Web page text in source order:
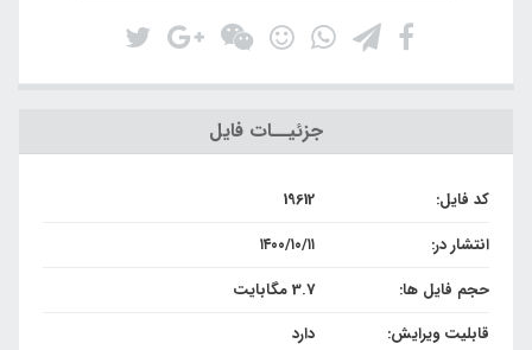
جزئیــات فایل
کد فایل:
19612
انتشار در:
۱۴۰۰/۱۰/۱۱
حجم فایل ها:
3.7 مگابایت
قابلیت ویرایش:
دارد